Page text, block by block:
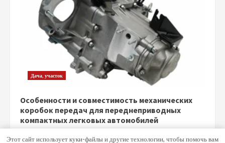
Дача, участок
Особенности и совместимость механических
коробок передач для переднеприводных
компактных легковых автомобилей
Этот сайт использует куки-файлы и другие технологии, чтобы помочь вам